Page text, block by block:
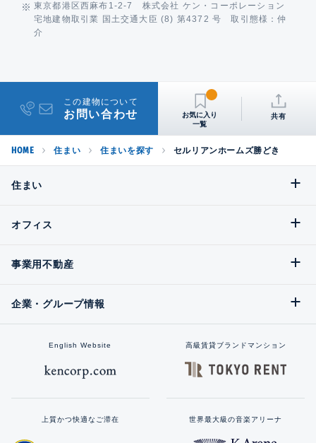
東京都港区西麻布1-2-7 株式会社 ケン・コーポレーション
宅地建物取引業 国土交通大臣 (8) 第4372 号 取引態様：仲
介
この建物について
お問い合わせ 共有
HOME 住まい 住まいを探す セルリアンホームズ勝どき
住まい
オフィス
事業用不動産
企業・グループ情報
English Website 高級賃貸ブランドマンション
上質かつ快適なご滞在 世界最大級の音楽アリーナ